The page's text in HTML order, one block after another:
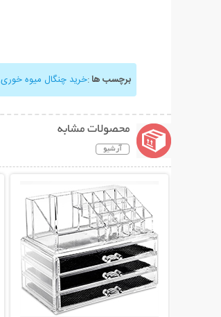
برچسب ها:خرید چنگال میوه خوری
محصولات مشابه
آرشیو